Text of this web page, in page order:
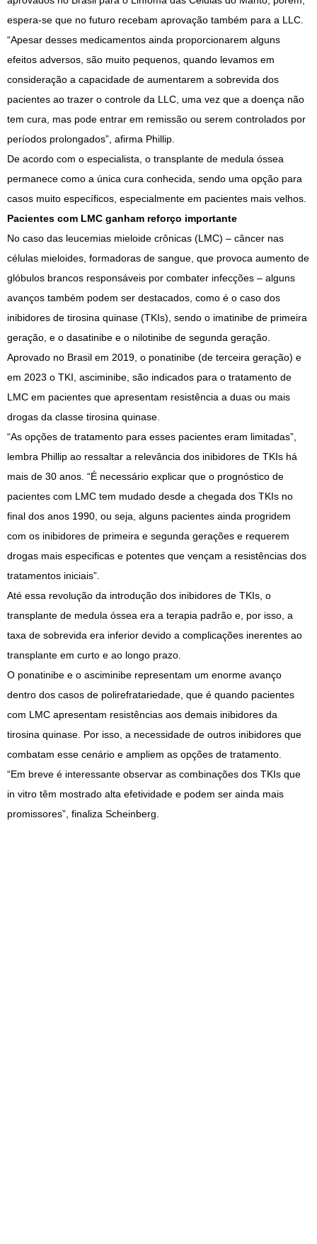
espera-se que no futuro recebam aprovação também para a LLC.
“Apesar desses medicamentos ainda proporcionarem alguns
efeitos adversos, são muito pequenos, quando levamos em
consideração a capacidade de aumentarem a sobrevida dos
pacientes ao trazer o controle da LLC, uma vez que a doença não
tem cura, mas pode entrar em remissão ou serem controlados por
períodos prolongados”, afirma Phillip.
De acordo com o especialista, o transplante de medula óssea
permanece como a única cura conhecida, sendo uma opção para
casos muito específicos, especialmente em pacientes mais velhos.
Pacientes com LMC ganham reforço importante
No caso das leucemias mieloide crônicas (LMC) – câncer nas
células mieloides, formadoras de sangue, que provoca aumento de
glóbulos brancos responsáveis por combater infecções – alguns
avanços também podem ser destacados, como é o caso dos
inibidores de tirosina quinase (TKIs), sendo o imatinibe de primeira
geração, e o dasatinibe e o nilotinibe de segunda geração.
Aprovado no Brasil em 2019, o ponatinibe (de terceira geração) e
em 2023 o TKI, asciminibe, são indicados para o tratamento de
LMC em pacientes que apresentam resistência a duas ou mais
drogas da classe tirosina quinase.
“As opções de tratamento para esses pacientes eram limitadas”,
lembra Phillip ao ressaltar a relevância dos inibidores de TKIs há
mais de 30 anos. “É necessário explicar que o prognóstico de
pacientes com LMC tem mudado desde a chegada dos TKIs no
final dos anos 1990, ou seja, alguns pacientes ainda progridem
com os inibidores de primeira e segunda gerações e requerem
drogas mais especificas e potentes que vençam a resistências dos
tratamentos iniciais”.
Até essa revolução da introdução dos inibidores de TKIs, o
transplante de medula óssea era a terapia padrão e, por isso, a
taxa de sobrevida era inferior devido a complicações inerentes ao
transplante em curto e ao longo prazo.
O ponatinibe e o asciminibe representam um enorme avanço
dentro dos casos de polirefratariedade, que é quando pacientes
com LMC apresentam resistências aos demais inibidores da
tirosina quinase. Por isso, a necessidade de outros inibidores que
combatam esse cenário e ampliem as opções de tratamento.
“Em breve é interessante observar as combinações dos TKIs que
in vitro têm mostrado alta efetividade e podem ser ainda mais
promissores”, finaliza Scheinberg.